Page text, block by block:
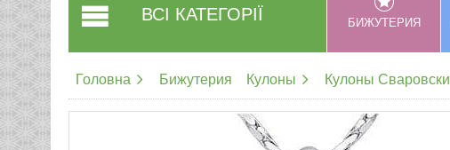
ВСІ КАТЕГОРІЇ БИЖУТЕРИЯ
Головна Бижутерия Кулоны Кулоны Сваровски